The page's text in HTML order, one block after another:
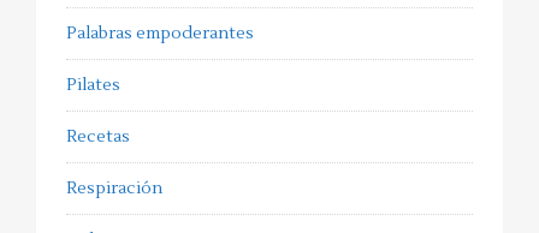
Palabras empoderantes
Pilates
Recetas
Respiración